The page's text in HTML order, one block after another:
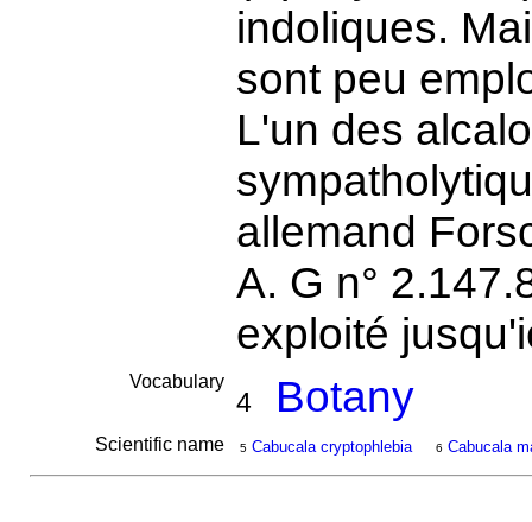
indoliques.
sont peu
L'un des
allemand
A. G n°
exploité
Vocabulary
4 Botany
Scientific name 5 Cabucala cryptophlebia 6 Cabucala